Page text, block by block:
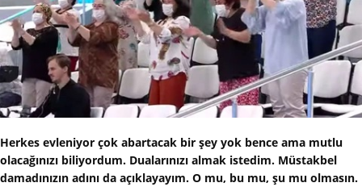
Herkes evleniyor çok abartacak bir şey yok bence ama mutlu
olacağınızı biliyordum. Dualarınızı almak istedim. Müstakbel
damadınızın adını da açıklayayım. O mu, bu mu, şu mu olmasın.